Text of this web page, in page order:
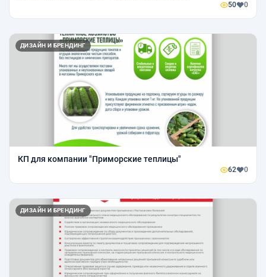
50 0
ДИЗАЙН И БРЕНДИНГ
КП для компании "Приморские теплицы"
62 0
ДИЗАЙН И БРЕНДИНГ